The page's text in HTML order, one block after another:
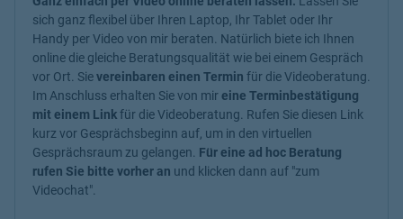
sich ganz flexibel über Ihren Laptop, Ihr Tablet oder Ihr
Handy per Video von mir beraten. Natürlich biete ich Ihnen
online die gleiche Beratungsqualität wie bei einem Gespräch
vor Ort. Sievereinbaren einen Termin für die Videoberatung.
Im Anschluss erhalten Sie von mireine Terminbestätigung
mit einem Linkfür die Videoberatung. Rufen Sie diesen Link
kurz vor Gesprächsbeginn auf, um in den virtuellen
Gesprächsraum zu gelangen. Für eine ad hoc Beratung
rufen Sie bitte vorher an und klicken dann auf "zum
Videochat".